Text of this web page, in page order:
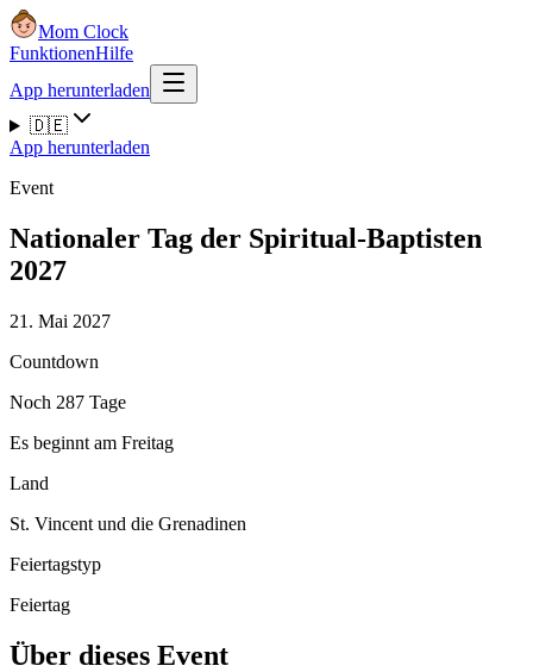
Mom Clock
FunktionenHilfe
App herunterladen
🇩🇪
App herunterladen
Event
Nationaler Tag der Spiritual-Baptisten
2027
21. Mai 2027
Countdown
Noch 287 Tage
Es beginnt am Freitag
Land
St. Vincent und die Grenadinen
Feiertagstyp
Feiertag
Über dieses Event